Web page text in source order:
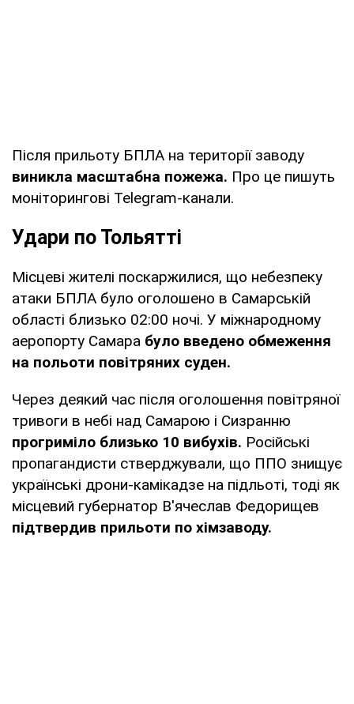
Після прильоту БПЛА на території заводу
виникла масштабна пожежа. Про це пишуть
моніторингові Telegram-канали.
Удари по Тольятті
Місцеві жителі поскаржилися, що небезпеку
атаки БПЛА було оголошено в Самарській
області близько 02:00 ночі. У міжнародному
аеропорту Самара було введено обмеження
на польоти повітряних суден.
Через деякий час після оголошення повітряної
тривоги в небі над Самарою і Сизранню
прогриміло близько 10 вибухів. Російські
пропагандисти стверджували, що ППО знищує
українські дрони-камікадзе на підльоті, тоді як
місцевий губернатор В'ячеслав Федорищев
підтвердив прильоти по хімзаводу.